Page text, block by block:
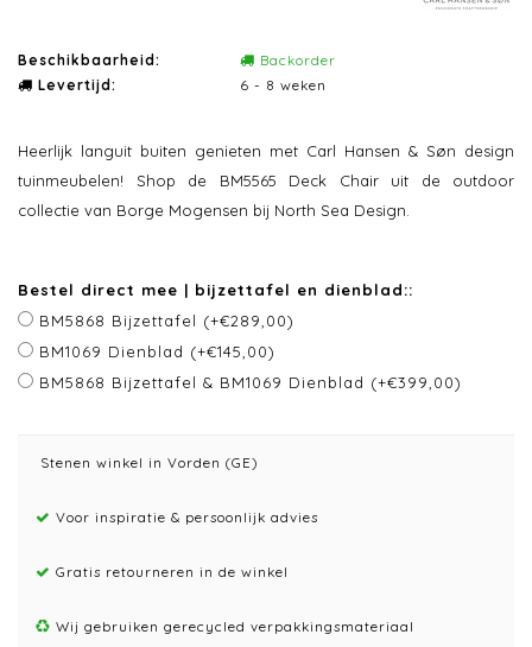
Beschikbaarheid:
Backorder
Levertijd:
6 - 8 weken
Heerlijk languit buiten genieten met Carl Hansen & Søn design
tuinmeubelen! Shop de BM5565 Deck Chair uit de outdoor
collectie van Borge Mogensen bij North Sea Design.
Bestel direct mee | bijzettafel en dienblad::
BM5868 Bijzettafel (+€289,00)
BM1069 Dienblad (+€145,00)
BM5868 Bijzettafel & BM1069 Dienblad (+€399,00)
Stenen winkel in Vorden (GE)
Voor inspiratie & persoonlijk advies
Gratis retourneren in de winkel
Wij gebruiken gerecycled verpakkingsmateriaal